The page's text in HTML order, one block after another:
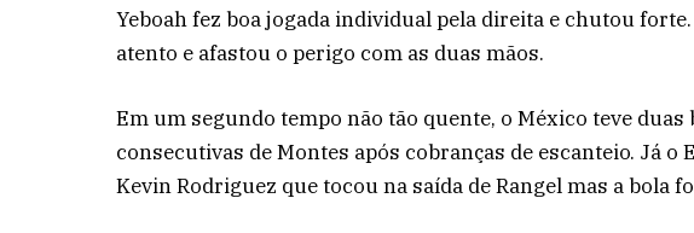
Yeboah fez boa jogada individual pela direita e chutou
atento e afastou o perigo com as duas mãos.
Em um segundo tempo não tão quente, o México teve duas
consecutivas de Montes após cobranças de escanteio. Já
Kevin Rodriguez que tocou na saída de Rangel mas a bola